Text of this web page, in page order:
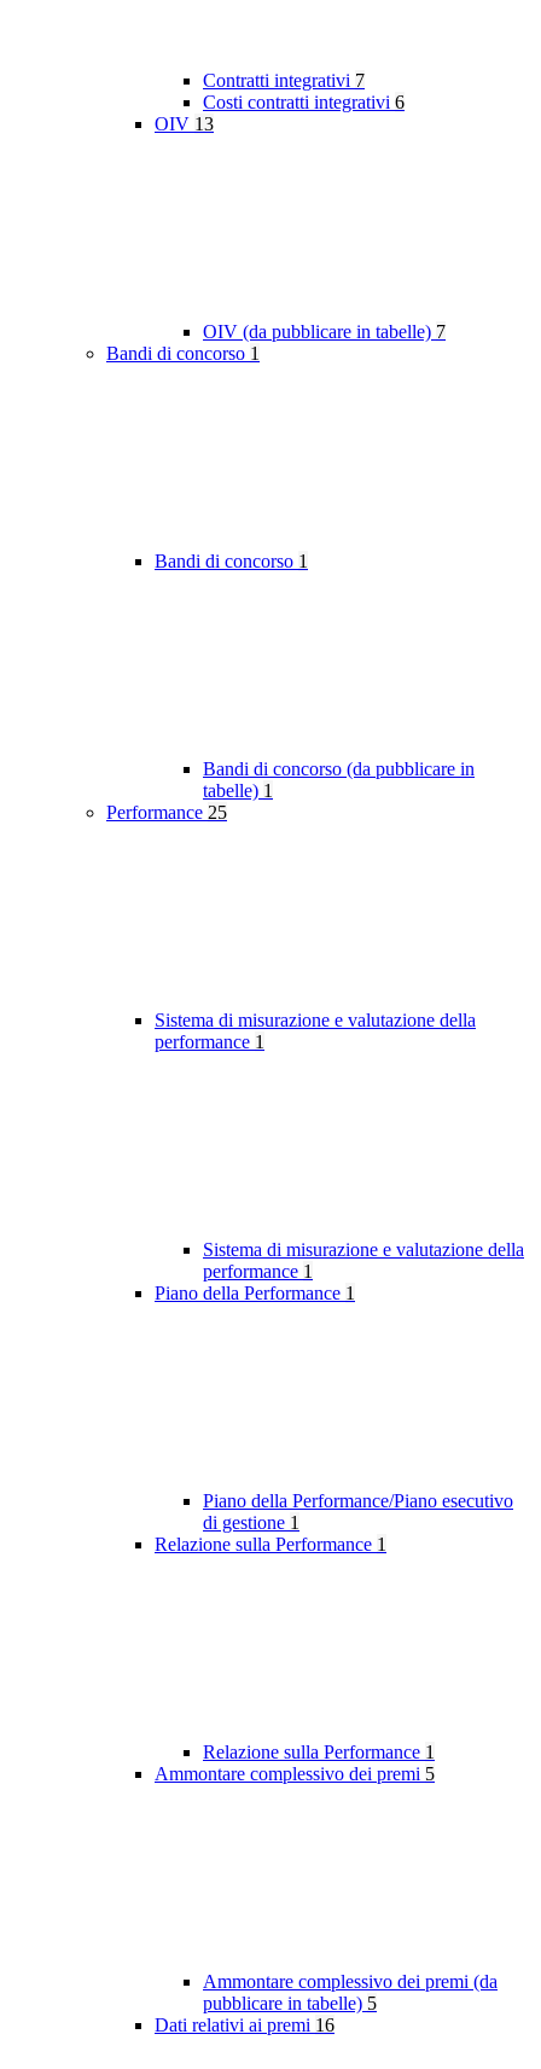
Contratti integrativi 7
Costi contratti integrativi 6
OIV 13
OIV (da pubblicare in tabelle) 7
Bandi di concorso 1
Bandi di concorso 1
Bandi di concorso (da pubblicare in
tabelle) 1
Performance 25
Sistema di misurazione e valutazione della
performance 1
Sistema di misurazione e valutazione della
performance 1
Piano della Performance 1
Piano della Performance/Piano esecutivo
di gestione 1
Relazione sulla Performance 1
Relazione sulla Performance 1
Ammontare complessivo dei premi 5
Ammontare complessivo dei premi (da
pubblicare in tabelle) 5
Dati relativi ai premi 16